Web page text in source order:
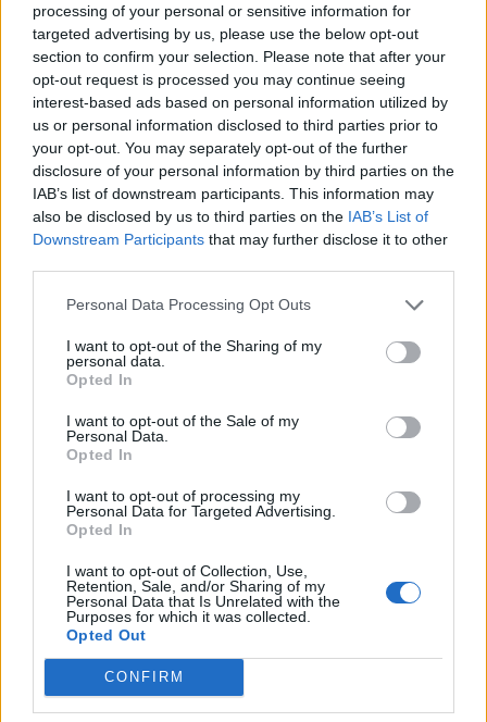
processing of your personal or sensitive information for
targeted advertising by us, please use the below opt-out
section to confirm your selection. Please note that after your
opt-out request is processed you may continue seeing
interest-based ads based on personal information utilized by
us or personal information disclosed to third parties prior to
your opt-out. You may separately opt-out of the further
disclosure of your personal information by third parties on the
IAB’s list of downstream participants. This information may
also be disclosed by us to third parties on the IAB’s List of
Downstream Participants that may further disclose it to other
Personal Data Processing Opt Outs
I want to opt-out of the Sharing of my
personal data.
Opted In
I want to opt-out of the Sale of my
Personal Data.
Opted In
I want to opt-out of processing my
Personal Data for Targeted Advertising.
Opted In
I want to opt-out of Collection, Use,
Retention, Sale, and/or Sharing of my
Personal Data that Is Unrelated with the
Purposes for which it was collected.
Opted Out
CONFIRM
Θέσεις εργασίας
Όλες οι Θέσεις Εργασίας
Θέσεις Εργασίας ανά Ειδικότητα
Θέσεις Εργασίας ανά Εταιρεία
Υπηρεσίες υποψηφίων
Καταχώρηση Online Βιογραφικού
Συμβουλές Καριέρας
HR corner
Περιγραφές Θέσεων Εργασίας